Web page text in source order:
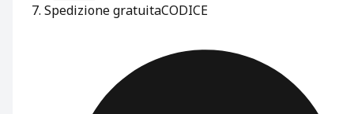
Spedizione gratuitaCODICE